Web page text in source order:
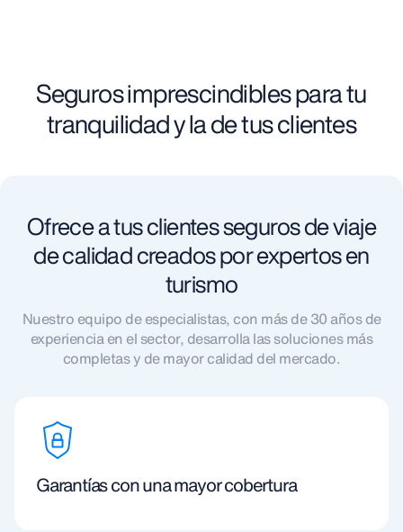
Seguros imprescindibles para tu
tranquilidad y la de tus clientes
Ofrece a tus clientes seguros de viaje
de calidad creados por expertos en
turismo
Nuestro equipo de especialistas, con más de 30 años de
experiencia en el sector, desarrolla las soluciones más
completas y de mayor calidad del mercado.
Garantías con una mayor cobertura